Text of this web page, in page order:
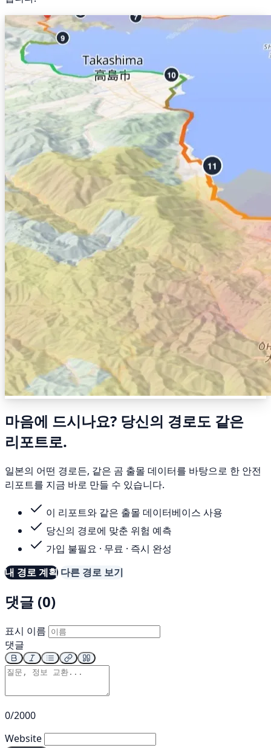
마음에 드시나요? 당신의 경로도 같은
리포트로.
일본의 어떤 경로든, 같은 곰 출몰 데이터를 바탕으로 한 안전
리포트를 지금 바로 만들 수 있습니다.
이 리포트와 같은 출몰 데이터베이스 사용
당신의 경로에 맞춘 위험 예측
가입 불필요 · 무료 · 즉시 완성
내 경로 계획 다른 경로 보기
댓글 (0)
표시 이름
댓글
0/2000
Website